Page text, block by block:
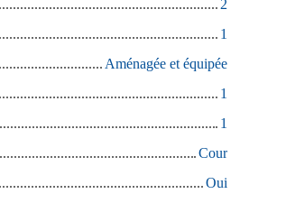
2
1
Aménagée et équipée
1
1
Cour
Oui